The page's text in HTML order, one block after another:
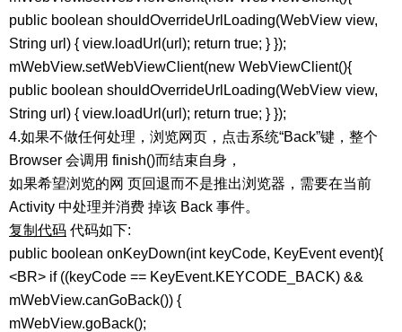
public boolean shouldOverrideUrlLoading(WebView view,
String url) { view.loadUrl(url); return true; } });
mWebView.setWebViewClient(new WebViewClient(){
public boolean shouldOverrideUrlLoading(WebView view,
String url) { view.loadUrl(url); return true; } });
4.如果不做任何处理，浏览网页，点击系统“Back”键，整个
Browser 会调用 finish()而结束自身，
如果希望浏览的网 页回退而不是推出浏览器，需要在当前
Activity 中处理并消费 掉该 Back 事件。
复制代码 代码如下:
public boolean onKeyDown(int keyCode, KeyEvent event){
<BR> if ((keyCode == KeyEvent.KEYCODE_BACK) &&
mWebView.canGoBack()) {
mWebView.goBack();